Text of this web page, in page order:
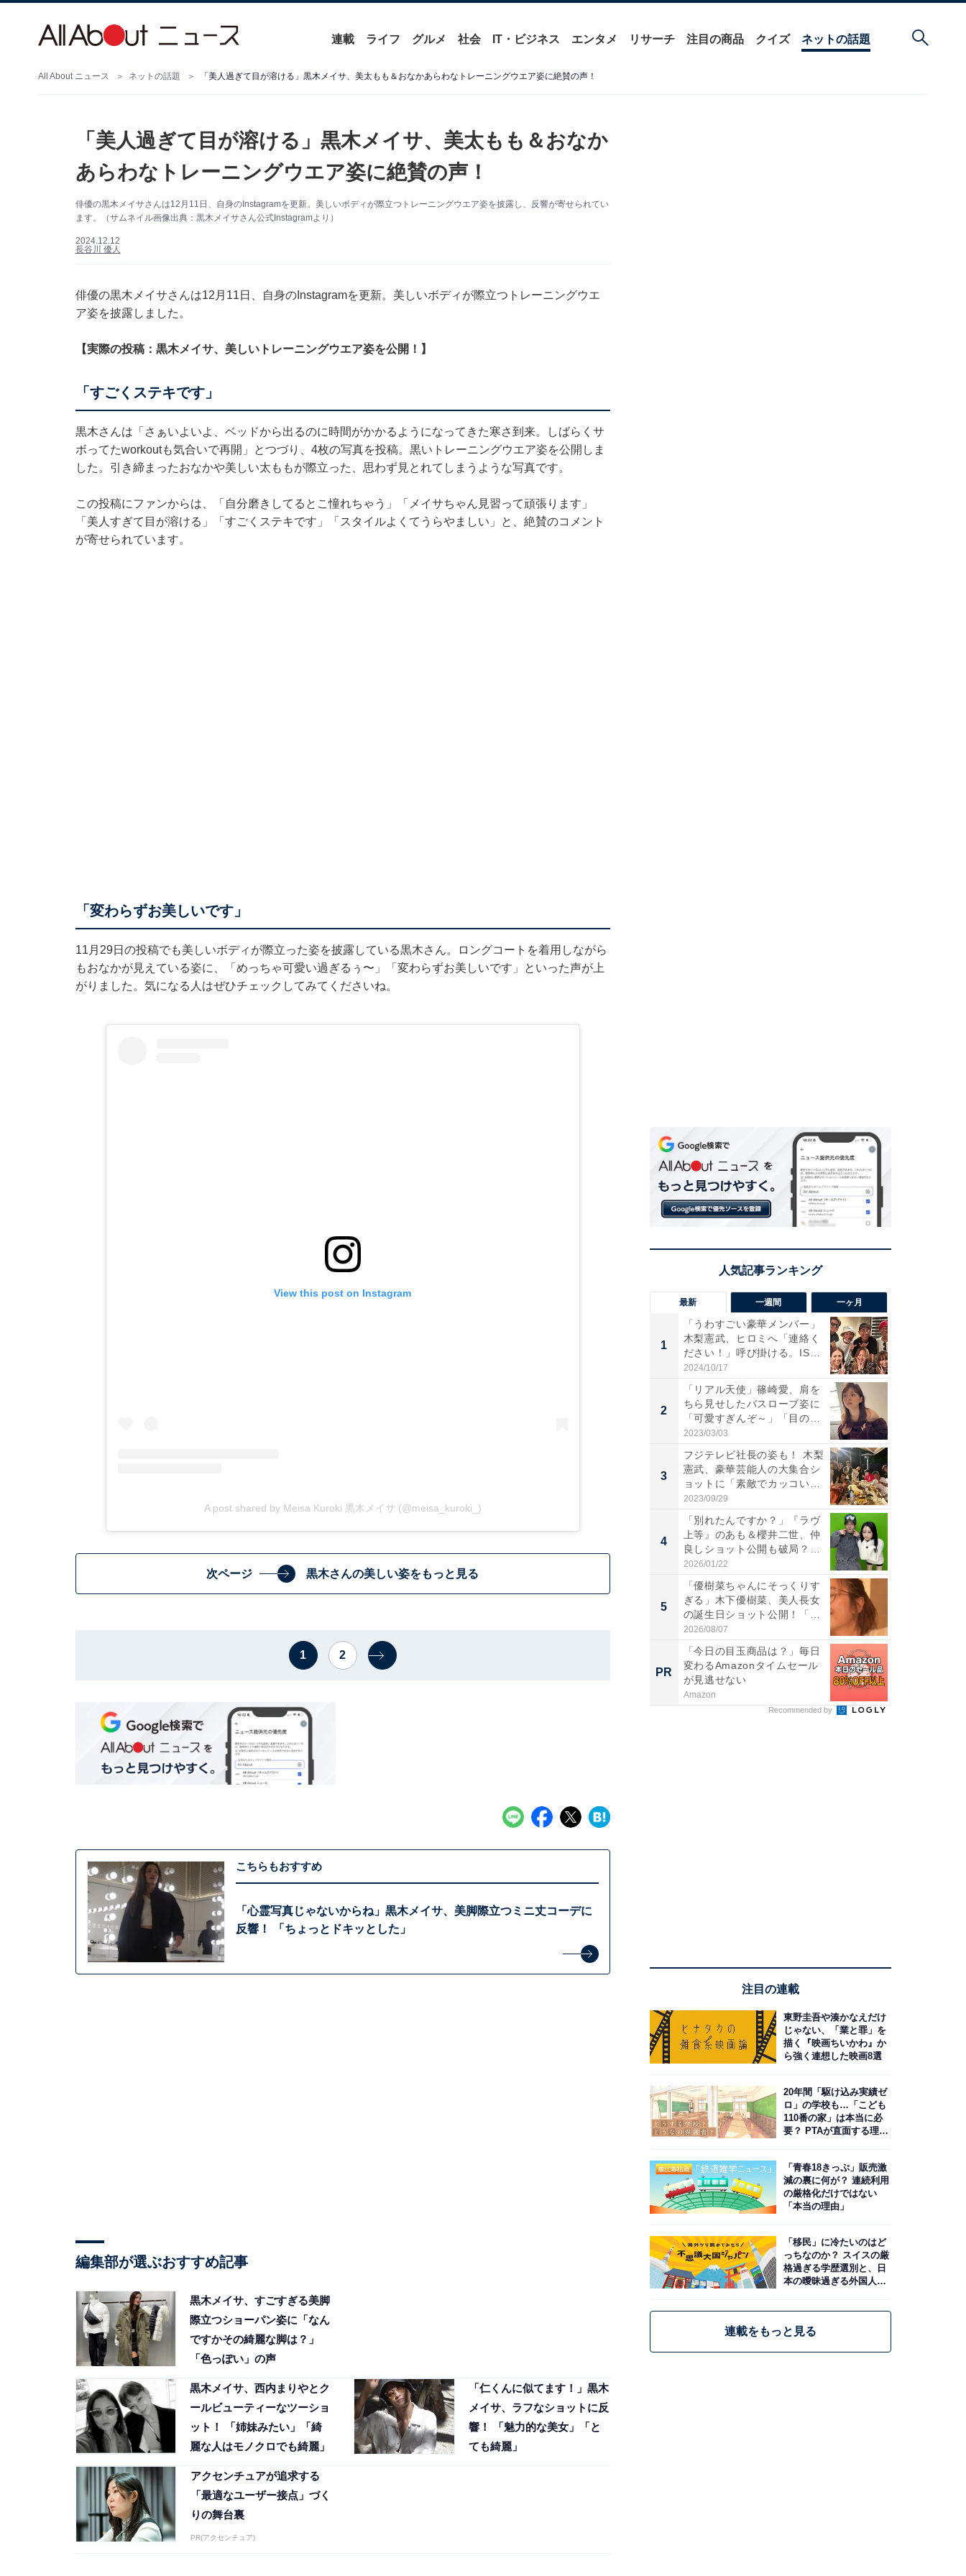
連載 ライフ グルメ 社会 IT・ビジネス エンタメ リサーチ 注目の商品 クイズ ネットの話題
All About ニュース ネットの話題 「美人過ぎて目が溶ける」黒木メイサ、美太もも＆おなかあらわなトレーニングウエア姿に絶賛の声！
「美人過ぎて目が溶ける」黒木メイサ、美太もも＆おなか
あらわなトレーニングウエア姿に絶賛の声！
俳優の黒木メイサさんは12月11日、自身のInstagramを更新。美しいボディが際立つトレーニングウエア姿を披露し、反響が寄せられてい
ます。（サムネイル画像出典：黒木メイサさん公式Instagramより）
2024.12.12
長谷川 優人
俳優の黒木メイサさんは12月11日、自身のInstagramを更新。美しいボディが際立つトレーニングウエ
ア姿を披露しました。
【実際の投稿：黒木メイサ、美しいトレーニングウエア姿を公開！】
「すごくステキです」
黒木さんは「さぁいよいよ、ベッドから出るのに時間がかかるようになってきた寒さ到来。しばらくサ
ボってたworkoutも気合いで再開」とつづり、4枚の写真を投稿。黒いトレーニングウエア姿を公開しま
した。引き締まったおなかや美しい太ももが際立った、思わず見とれてしまうような写真です。
この投稿にファンからは、「自分磨きしてるとこ憧れちゃう」「メイサちゃん見習って頑張ります」
「美人すぎて目が溶ける」「すごくステキです」「スタイルよくてうらやましい」と、絶賛のコメント
が寄せられています。
「変わらずお美しいです」
11月29日の投稿でも美しいボディが際立った姿を披露している黒木さん。ロングコートを着用しながら
もおなかが見えている姿に、「めっちゃ可愛い過ぎるぅ〜」「変わらずお美しいです」といった声が上
がりました。気になる人はぜひチェックしてみてくださいね。
View this post on Instagram
A post shared by Meisa Kuroki 黒木メイサ (@meisa_kuroki_)
次ページ 黒木さんの美しい姿をもっと見る
1 2
こちらもおすすめ
「心霊写真じゃないからね」黒木メイサ、美脚際立つミニ丈コーデに
反響！ 「ちょっとドキッとした」
編集部が選ぶおすすめ記事
黒木メイサ、すごすぎる美脚
際立つショーパン姿に「なん
ですかその綺麗な脚は？」
「色っぽい」の声
黒木メイサ、西内まりやとク
ールビューティーなツーショ
ット！ 「姉妹みたい」「綺
麗な人はモノクロでも綺麗」
「仁くんに似てます！」黒木
メイサ、ラフなショットに反
響！ 「魅力的な美女」「と
ても綺麗」
アクセンチュアが追求する
「最適なユーザー接点」づく
りの舞台裏
PR(アクセンチュア)
最新 一週間 一ヶ月
1
「うわすごい豪華メンバー」
木梨憲武、ヒロミへ「連絡く
ださい！」呼び掛ける。IS
S...
2024/10/17
2
「リアル天使」篠崎愛、肩を
ちら見せしたバスローブ姿に
「可愛すぎんぞ～」「目の表
情...
2023/03/03
3
フジテレビ社長の姿も！ 木梨
憲武、豪華芸能人の大集合シ
ョットに「素敵でカッコい
い...
2023/09/29
4
「別れたんですか？」『ラヴ
上等』のあも＆櫻井二世、仲
良しショット公開も破局？
「...
2026/01/22
5
「優樹菜ちゃんにそっくりす
ぎる」木下優樹菜、美人長女
の誕生日ショット公開！「1
4...
2026/08/07
PR
「今日の目玉商品は？」毎日
変わるAmazonタイムセール
が見逃せない
Amazon
Recommended by
注目の連載
東野圭吾や湊かなえだけ
じゃない、「業と罪」を
描く『映画ちいかわ』か
ら強く連想した映画8選
20年間「駆け込み実績ゼ
ロ」の学校も…「こども
110番の家」は本当に必
要？ PTAが直面する理想
「青春18きっぷ」販売激
減の裏に何が？ 連続利用
の厳格化だけではない
「本当の理由」
「移民」に冷たいのはど
っちなのか？ スイスの厳
格過ぎる学歴選別と、日
本の曖昧過ぎる外国人政
連載をもっと見る